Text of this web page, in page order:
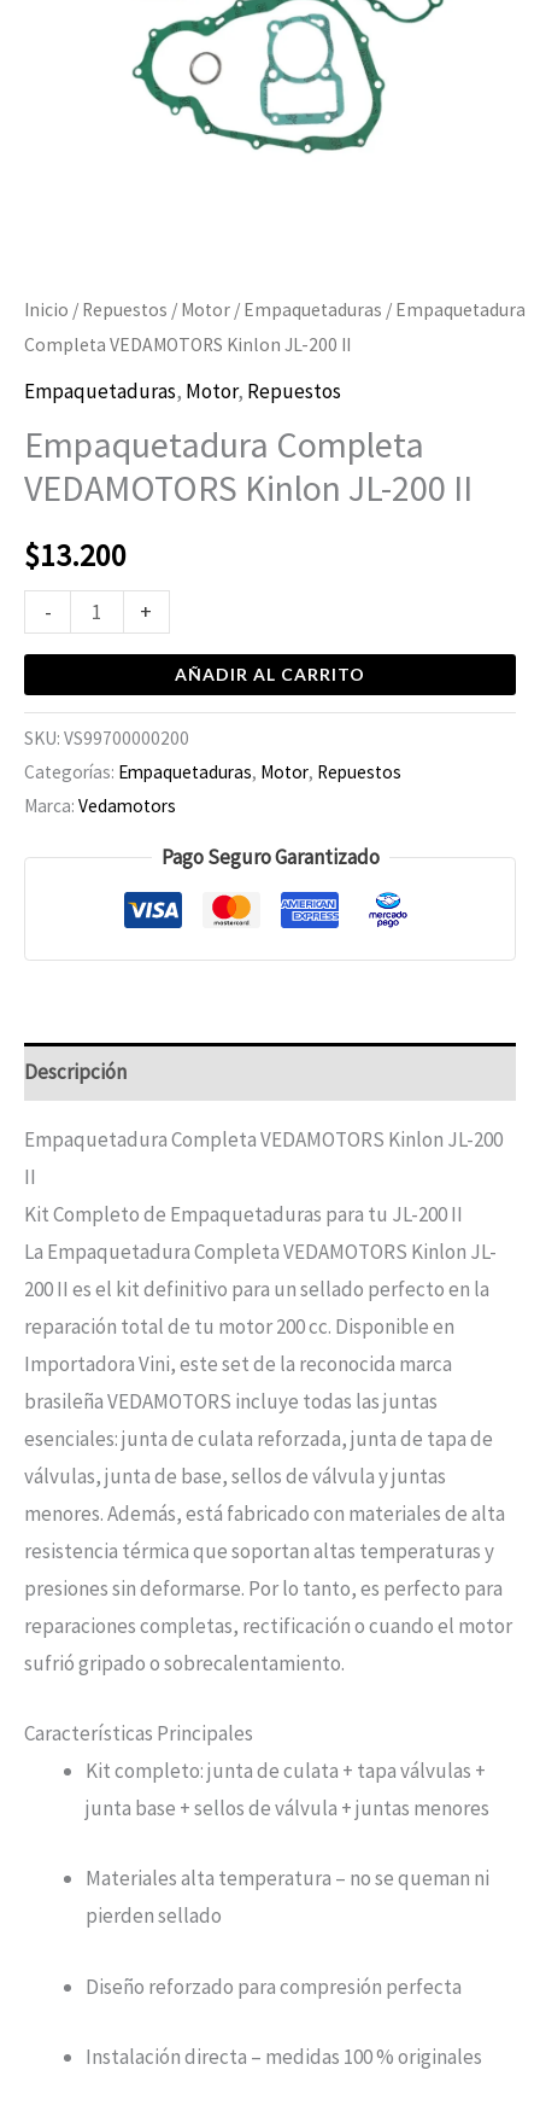
Inicio / Repuestos / Motor / Empaquetaduras / Empaquetadura
Completa VEDAMOTORS Kinlon JL-200 II
Empaquetaduras, Motor, Repuestos
Empaquetadura Completa
VEDAMOTORS Kinlon JL-200 II
$13.200
- +
AÑADIR AL CARRITO
SKU: VS99700000200
Categorías: Empaquetaduras, Motor, Repuestos
Marca: Vedamotors
Pago Seguro Garantizado
Descripción
Empaquetadura Completa VEDAMOTORS Kinlon JL-200
II
Kit Completo de Empaquetaduras para tu JL-200 II
La Empaquetadura Completa VEDAMOTORS Kinlon JL-
200 II es el kit definitivo para un sellado perfecto en la
reparación total de tu motor 200 cc. Disponible en
Importadora Vini, este set de la reconocida marca
brasileña VEDAMOTORS incluye todas las juntas
esenciales: junta de culata reforzada, junta de tapa de
válvulas, junta de base, sellos de válvula y juntas
menores. Además, está fabricado con materiales de alta
resistencia térmica que soportan altas temperaturas y
presiones sin deformarse. Por lo tanto, es perfecto para
reparaciones completas, rectificación o cuando el motor
sufrió gripado o sobrecalentamiento.
Características Principales
Kit completo: junta de culata + tapa válvulas +
junta base + sellos de válvula + juntas menores
Materiales alta temperatura – no se queman ni
pierden sellado
Diseño reforzado para compresión perfecta
Instalación directa – medidas 100 % originales